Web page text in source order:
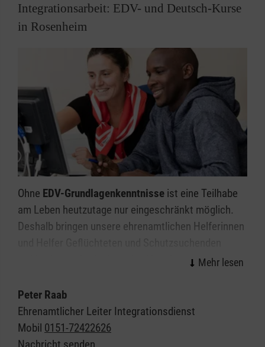
Integrationsarbeit: EDV- und Deutsch-Kurse
in Rosenheim
Ohne EDV-Grundlagenkenntnisse ist eine Teilhabe
am Leben heutzutage nur eingeschränkt möglich.
Deshalb bringen unsere ehrenamtlichen Helferinnen
wahlweise an fünf oder zehn Abenden EDV-
Ausbildung oder Beruf zu machen.
Es werden Grundkompetenzen in allgemeiner
Theorie (deutsche Bezeichnungen), Aufbaustruktur
Peter Raab
Ehrenamtlicher Leiter Integrationsdienst
Mobil 0151-72422626
Nachricht senden